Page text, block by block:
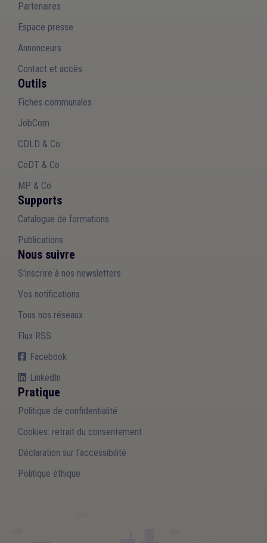
Partenaires
Espace presse
Annonceurs
Contact et accès
Outils
Fiches communales
JobCom
CDLD & Co
CoDT & Co
MP & Co
Supports
Catalogue de formations
Publications
Nous suivre
S'inscrire à nos newsletters
Vos notifications
Tous nos réseaux
Flux RSS
Facebook
LinkedIn
Pratique
Politique de confidentialité
Cookies: retrait du consentement
Déclaration sur l'accessibilité
Politique éthique